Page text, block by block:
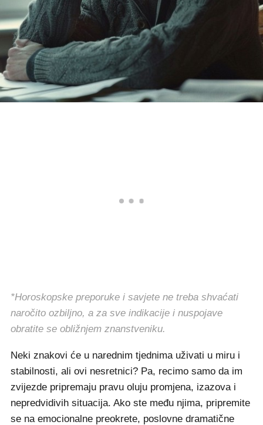
*Horoskopske preporuke i savjete ne treba shvaćati
naročito ozbiljno, a za sve indikacije i nuspojave
obratite se obližnjem znanstveniku.
Neki znakovi će u narednim tjednima uživati u miru i
stabilnosti, ali ovi nesretnici? Pa, recimo samo da im
zvijezde pripremaju pravu oluju promjena, izazova i
nepredvidivih situacija. Ako ste među njima, pripremite
se na emocionalne preokrete, poslovne dramatične